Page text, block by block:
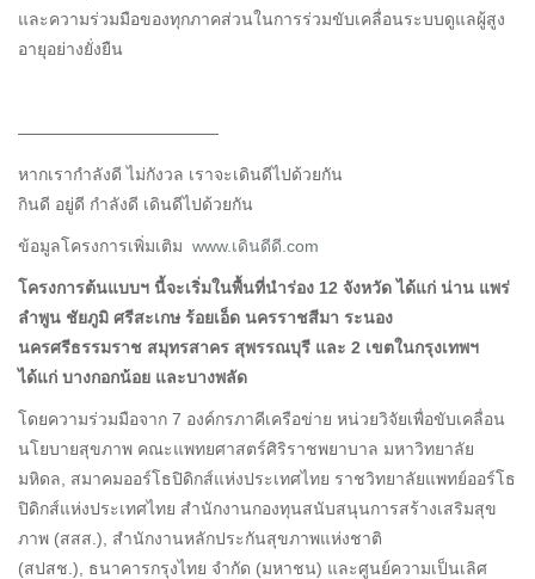
และความร่วมมือของทุกภาคส่วนในการร่วมขับเคลื่อนระบบดูแลผู้สูง
อายุอย่างยั่งยืน
————————————
หากเรากำลังดี ไม่กังวล เราจะเดินดีไปด้วยกัน
กินดี อยู่ดี กำลังดี เดินดีไปด้วยกัน
ข้อมูลโครงการเพิ่มเติม www.เดินดีดี.com
โครงการต้นแบบฯ นี้จะเริ่มในพื้นที่นำร่อง 12 จังหวัด ได้แก่ น่าน แพร่
ลำพูน ชัยภูมิ ศรีสะเกษ ร้อยเอ็ด นครราชสีมา ระนอง
นครศรีธรรมราช สมุทรสาคร สุพรรณบุรี และ 2 เขตในกรุงเทพฯ
ได้แก่ บางกอกน้อย และบางพลัด
โดยความร่วมมือจาก 7 องค์กรภาคีเครือข่าย หน่วยวิจัยเพื่อขับเคลื่อน
นโยบายสุขภาพ คณะแพทยศาสตร์ศิริราชพยาบาล มหาวิทยาลัย
มหิดล, สมาคมออร์โธปิดิกส์แห่งประเทศไทย ราชวิทยาลัยแพทย์ออร์โธ
ปิดิกส์แห่งประเทศไทย สำนักงานกองทุนสนับสนุนการสร้างเสริมสุข
ภาพ (สสส.), สำนักงานหลักประกันสุขภาพแห่งชาติ
(สปสช.), ธนาคารกรุงไทย จำกัด (มหาชน) และศูนย์ความเป็นเลิศ